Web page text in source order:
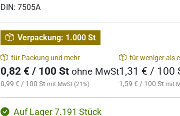
DIN: 7505A
Verpackung: 1.000 St
für Packung und mehr
0,82 € / 100 St ohne MwSt
0,99 € / 100 St mit MwSt (21%)
für weniger als
1,31 € / 100
1,59 € / 100 St mit
Auf Lager 7.191 Stück